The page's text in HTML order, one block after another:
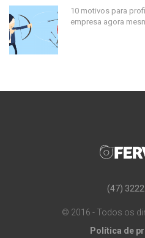
10 motivos para
empresa agora
(47)
© 2016 - Todos os
Política de